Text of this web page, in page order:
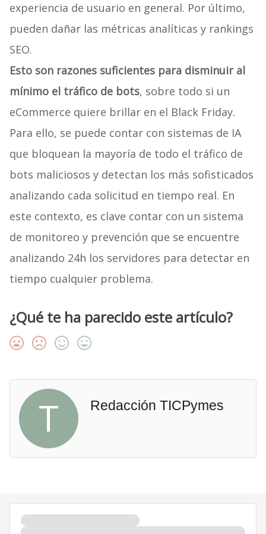
experiencia de usuario en general. Por último,
pueden dañar las métricas analíticas y rankings
SEO.
Esto son razones suficientes para disminuir al
mínimo el tráfico de bots, sobre todo si un
eCommerce quiere brillar en el Black Friday.
Para ello, se puede contar con sistemas de IA
que bloquean la mayoría de todo el tráfico de
bots maliciosos y detectan los más sofisticados
analizando cada solicitud en tiempo real. En
este contexto, es clave contar con un sistema
de monitoreo y prevención que se encuentre
analizando 24h los servidores para detectar en
tiempo cualquier problema.
¿Qué te ha parecido este artículo?
T Redacción TICPymes